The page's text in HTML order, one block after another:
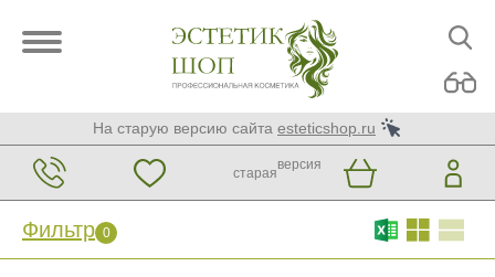
На старую версию сайта esteticshop.ru
старая
версия
Фильтр 0
Фильтр 0